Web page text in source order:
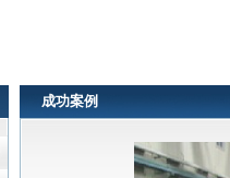
成功案例